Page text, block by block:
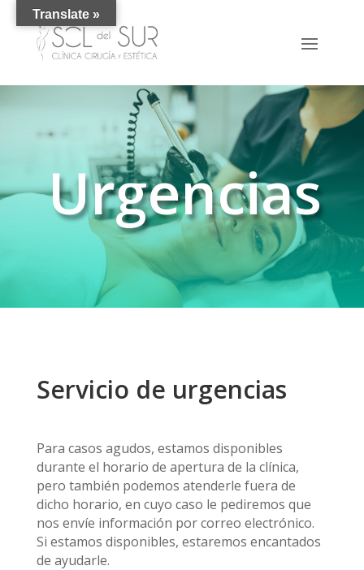
Urgencias
Servicio de urgencias
Para casos agudos, estamos disponibles
durante el horario de apertura de la clínica,
pero también podemos atenderle fuera de
dicho horario, en cuyo caso le pediremos que
nos envíe información por correo electrónico.
Si estamos disponibles, estaremos encantados
de ayudarle.
Translate »